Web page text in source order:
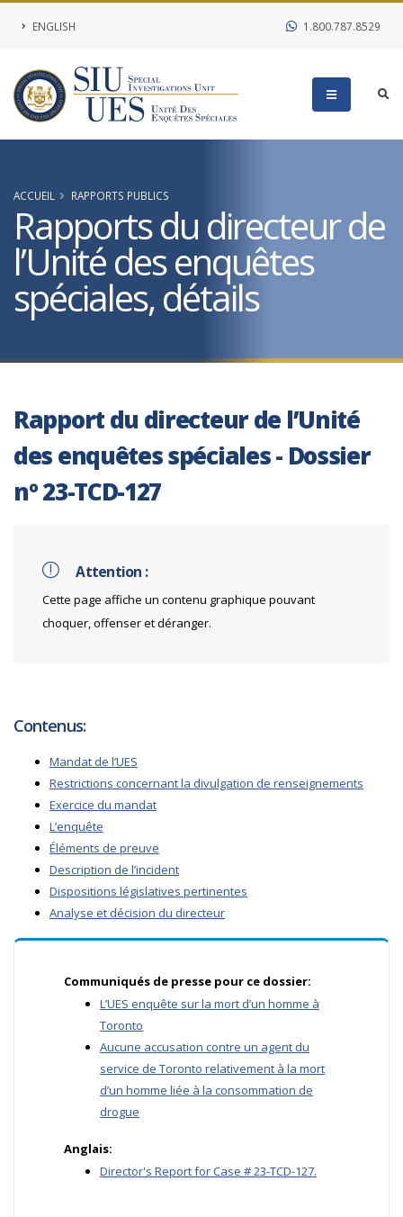
ENGLISH 1.800.787.8529
ACCUEIL RAPPORTS PUBLICS
Rapports du directeur de
l’Unité des enquêtes
spéciales, détails
Rapport du directeur de l’Unité
des enquêtes spéciales - Dossier
nº 23-TCD-127
Attention :
Cette page affiche un contenu graphique pouvant
choquer, offenser et déranger.
Contenus:
Mandat de l’UES
Restrictions concernant la divulgation de renseignements
Exercice du mandat
L’enquête
Éléments de preuve
Description de l’incident
Dispositions législatives pertinentes
Analyse et décision du directeur
Communiqués de presse pour ce dossier:
L’UES enquête sur la mort d’un homme à
Toronto
Aucune accusation contre un agent du
service de Toronto relativement à la mort
d’un homme liée à la consommation de
drogue
Anglais:
Director's Report for Case # 23-TCD-127.